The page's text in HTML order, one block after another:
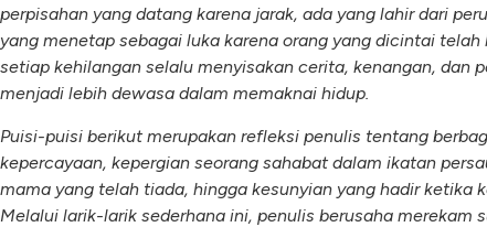
perpisahan yang datang karena jarak, ada yang lahir dari
yang menetap sebagai luka karena orang yang dicintai
setiap kehilangan selalu menyisakan cerita, kenangan, dan
menjadi lebih dewasa dalam memaknai hidup.
Puisi-puisi berikut merupakan refleksi penulis tentang
kepercayaan, kepergian seorang sahabat dalam ikatan
mama yang telah tiada, hingga kesunyian yang hadir ketika
Melalui larik-larik sederhana ini, penulis berusaha merekam